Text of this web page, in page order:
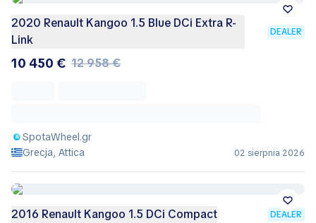
2020 Renault Kangoo 1.5 Blue DCi Extra R-
Link
DEALER
10 450 € 12 958 €
SpotaWheel.gr
Grecja, Attica
02 sierpnia 2026
2016 Renault Kangoo 1.5 DCi Compact DEALER